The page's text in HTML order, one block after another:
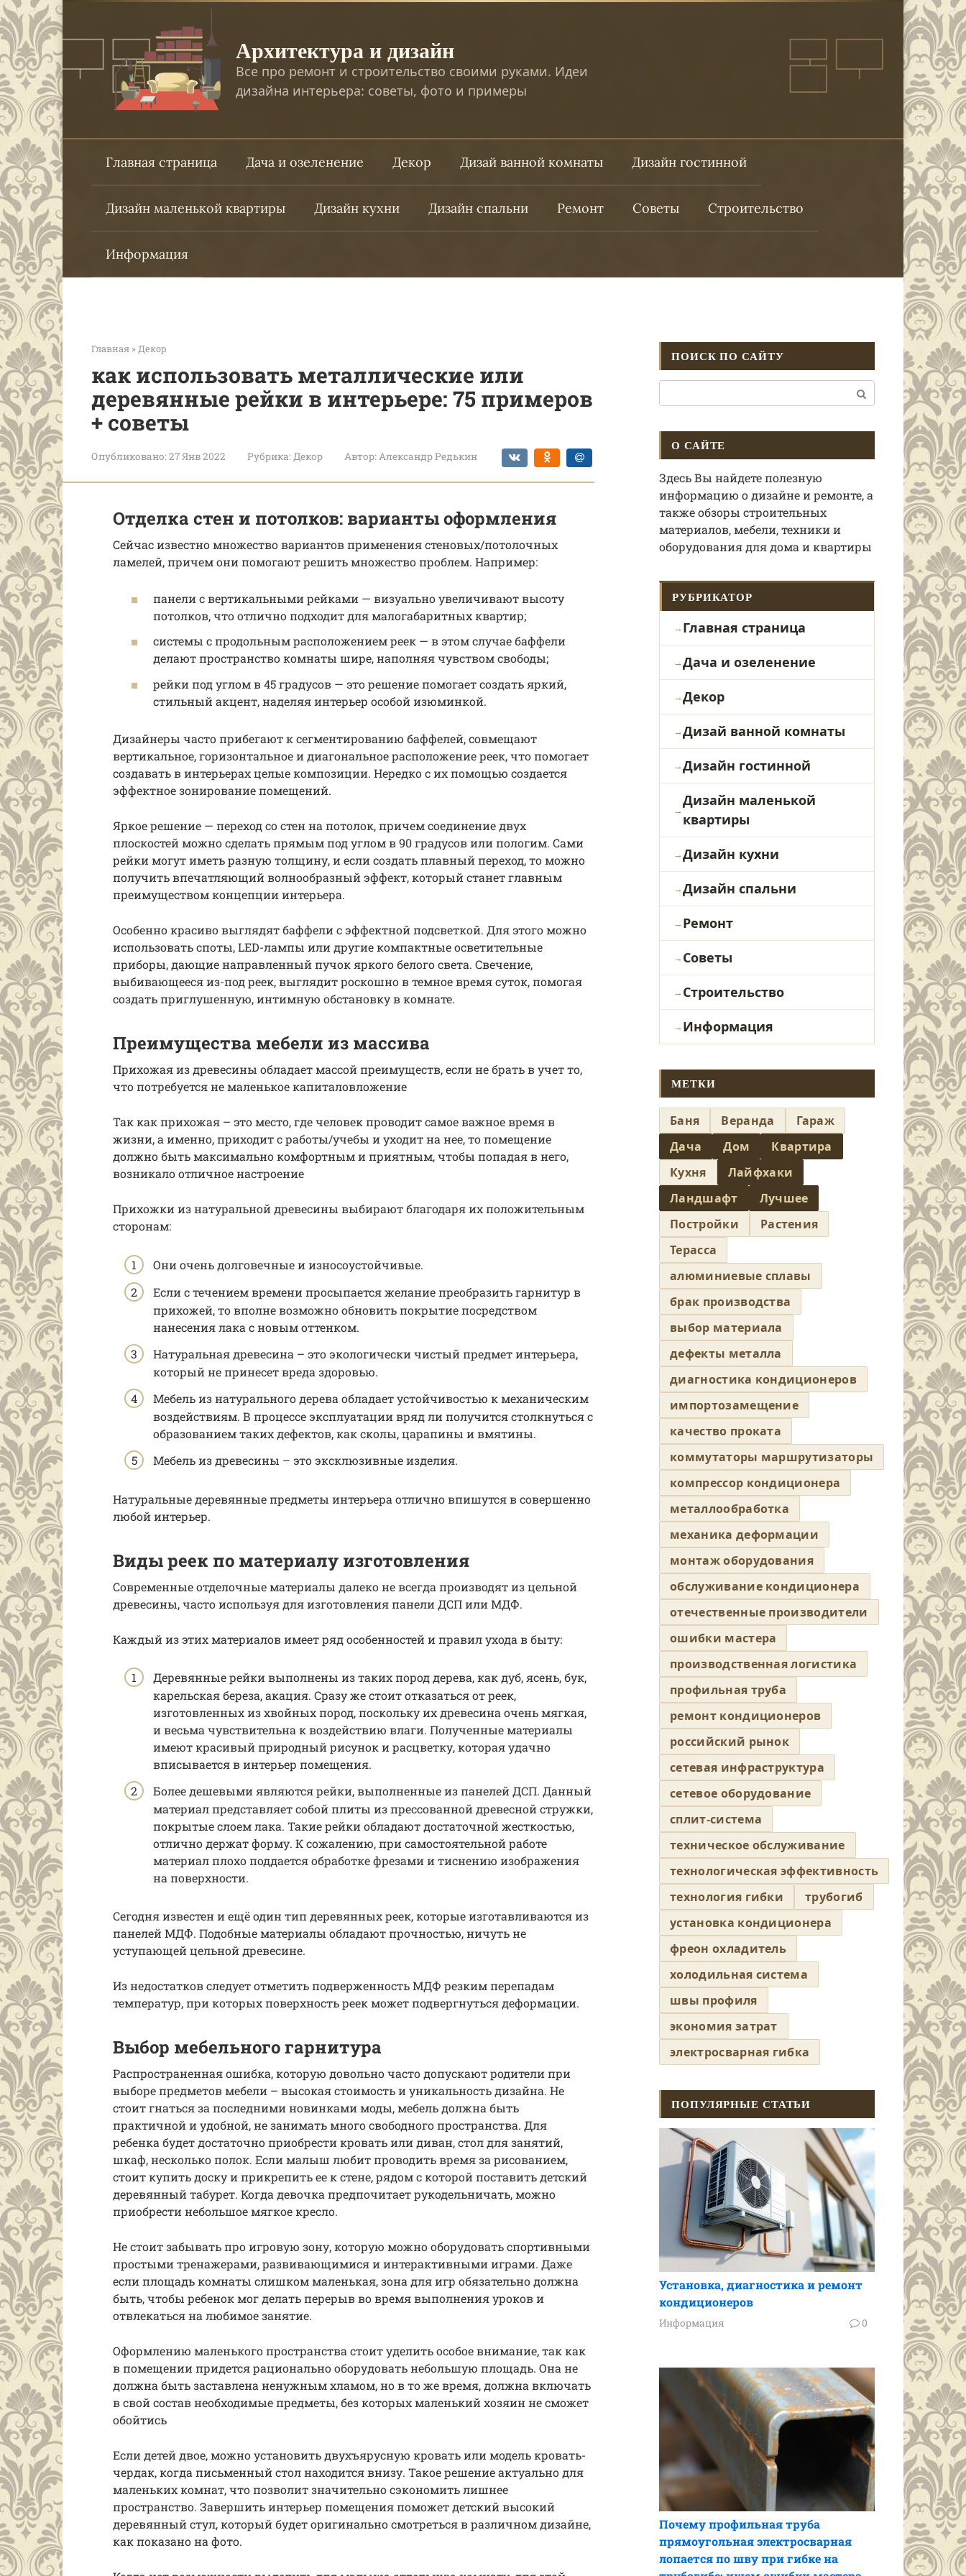
Перейти
к
контенту
Архитектура и дизайн
Все про ремонт и строительство своими руками. Идеи
дизайна интерьера: советы, фото и примеры
Главная страница Дача и озеленение Декор Дизай ванной комнаты Дизайн гостинной
Дизайн маленькой квартиры Дизайн кухни Дизайн спальни Ремонт Советы Строительство
Информация
Главная » Декор
​как использовать металлические или
деревянные рейки в интерьере: 75 примеров
+ советы
Опубликовано:27 Янв 2022 Рубрика:Декор Автор:Александр Редькин
Отделка стен и потолков: варианты оформления
Сейчас известно множество вариантов применения стеновых/потолочных
ламелей, причем они помогают решить множество проблем. Например:
панели с вертикальными рейками — визуально увеличивают высоту
потолков, что отлично подходит для малогабаритных квартир;
системы с продольным расположением реек — в этом случае баффели
делают пространство комнаты шире, наполняя чувством свободы;
рейки под углом в 45 градусов — это решение помогает создать яркий,
стильный акцент, наделяя интерьер особой изюминкой.
Дизайнеры часто прибегают к сегментированию баффелей, совмещают
вертикальное, горизонтальное и диагональное расположение реек, что помогает
создавать в интерьерах целые композиции. Нередко с их помощью создается
эффектное зонирование помещений.
Яркое решение — переход со стен на потолок, причем соединение двух
плоскостей можно сделать прямым под углом в 90 градусов или пологим. Сами
рейки могут иметь разную толщину, и если создать плавный переход, то можно
получить впечатляющий волнообразный эффект, который станет главным
преимуществом концепции интерьера.
Особенно красиво выглядят баффели с эффектной подсветкой. Для этого можно
использовать споты, LED-лампы или другие компактные осветительные
приборы, дающие направленный пучок яркого белого света. Свечение,
выбивающееся из-под реек, выглядит роскошно в темное время суток, помогая
создать приглушенную, интимную обстановку в комнате.
Преимущества мебели из массива
Прихожая из древесины обладает массой преимуществ, если не брать в учет то,
что потребуется не маленькое капиталовложение
Так как прихожая – это место, где человек проводит самое важное время в
жизни, а именно, приходит с работы/учебы и уходит на нее, то помещение
должно быть максимально комфортным и приятным, чтобы попадая в него,
возникало отличное настроение
Прихожки из натуральной древесины выбирают благодаря их положительным
сторонам:
Они очень долговечные и износоустойчивые.
Если с течением времени просыпается желание преобразить гарнитур в
прихожей, то вполне возможно обновить покрытие посредством
нанесения лака с новым оттенком.
Натуральная древесина – это экологически чистый предмет интерьера,
который не принесет вреда здоровью.
Мебель из натурального дерева обладает устойчивостью к механическим
воздействиям. В процессе эксплуатации вряд ли получится столкнуться с
образованием таких дефектов, как сколы, царапины и вмятины.
Мебель из древесины – это эксклюзивные изделия.
Натуральные деревянные предметы интерьера отлично впишутся в совершенно
любой интерьер.
Виды реек по материалу изготовления
Современные отделочные материалы далеко не всегда производят из цельной
древесины, часто используя для изготовления панели ДСП или МДФ.
Каждый из этих материалов имеет ряд особенностей и правил ухода в быту:
Деревянные рейки выполнены из таких пород дерева, как дуб, ясень, бук,
карельская береза, акация. Сразу же стоит отказаться от реек,
изготовленных из хвойных пород, поскольку их древесина очень мягкая,
и весьма чувствительна к воздействию влаги. Полученные материалы
имеют красивый природный рисунок и расцветку, которая удачно
вписывается в интерьер помещения.
Более дешевыми являются рейки, выполненные из панелей ДСП. Данный
материал представляет собой плиты из прессованной древесной стружки,
покрытые слоем лака. Такие рейки обладают достаточной жесткостью,
отлично держат форму. К сожалению, при самостоятельной работе
материал плохо поддается обработке фрезами и тиснению изображения
на поверхности.
Сегодня известен и ещё один тип деревянных реек, которые изготавливаются из
панелей МДФ. Подобные материалы обладают прочностью, ничуть не
уступающей цельной древесине.
Из недостатков следует отметить подверженность МДФ резким перепадам
температур, при которых поверхность реек может подвергнуться деформации.
Выбор мебельного гарнитура
Распространенная ошибка, которую довольно часто допускают родители при
выборе предметов мебели – высокая стоимость и уникальность дизайна. Не
стоит гнаться за последними новинками моды, мебель должна быть
практичной и удобной, не занимать много свободного пространства. Для
ребенка будет достаточно приобрести кровать или диван, стол для занятий,
шкаф, несколько полок. Если малыш любит проводить время за рисованием,
стоит купить доску и прикрепить ее к стене, рядом с которой поставить детский
деревянный табурет. Когда девочка предпочитает рукодельничать, можно
приобрести небольшое мягкое кресло.
Не стоит забывать про игровую зону, которую можно оборудовать спортивными
простыми тренажерами, развивающимися и интерактивными играми. Даже
если площадь комнаты слишком маленькая, зона для игр обязательно должна
быть, чтобы ребенок мог делать перерыв во время выполнения уроков и
отвлекаться на любимое занятие.
Оформлению маленького пространства стоит уделить особое внимание, так как
в помещении придется рационально оборудовать небольшую площадь. Она не
должна быть заставлена ненужным хламом, но в то же время, должна включать
в свой состав необходимые предметы, без которых маленький хозяин не сможет
обойтись
Если детей двое, можно установить двухъярусную кровать или модель кровать-
чердак, когда письменный стол находится внизу. Такое решение актуально для
маленьких комнат, что позволит значительно сэкономить лишнее
пространство. Завершить интерьер помещения поможет детский высокий
деревянный стул, который будет оригинально смотреться в различном дизайне,
как показано на фото.
ПОИСК ПО САЙТУ
О САЙТЕ
Здесь Вы найдете полезную
информацию о дизайне и ремонте, а
также обзоры строительных
материалов, мебели, техники и
оборудования для дома и квартиры
РУБРИКАТОР
Главная страница
Дача и озеленение
Декор
Дизай ванной комнаты
Дизайн гостинной
Дизайн маленькой
квартиры
Дизайн кухни
Дизайн спальни
Ремонт
Советы
Строительство
Информация
МЕТКИ
Баня Веранда
Гараж
Дача
Дом
Квартира
Кухня
Лайфхаки
Ландшафт
Лучшее
Постройки
Растения
Терасса
алюминиевые сплавы
брак производства
выбор материала
дефекты металла
диагностика кондиционеров
импортозамещение
качество проката
коммутаторы маршрутизаторы
компрессор кондиционера
металлообработка
механика деформации
монтаж оборудования
обслуживание кондиционера
отечественные производители
ошибки мастера
производственная логистика
профильная труба
ремонт кондиционеров
российский рынок
сетевая инфраструктура
сетевое оборудование
сплит-система
техническое обслуживание
технологическая эффективность
технология гибки
трубогиб
установка кондиционера
фреон охладитель
холодильная система
швы профиля
экономия затрат
электросварная гибка
ПОПУЛЯРНЫЕ СТАТЬИ
Установка, диагностика и ремонт
кондиционеров
Информация 0
Почему профильная труба
прямоугольная электросварная
лопается по шву при гибке на